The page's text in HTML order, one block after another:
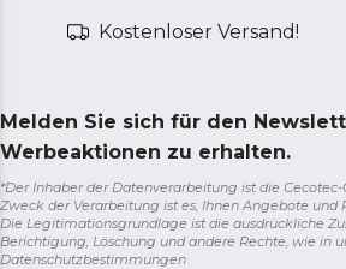
Kostenloser Versand!
Melden Sie sich für den
Werbeaktionen zu erhalten.
*Der Inhaber der Datenverarbeitung ist die Cecotec-
Zweck der Verarbeitung ist es, Ihnen Angebote
Die Legitimationsgrundlage ist die ausdrückliche
Berichtigung, Löschung und andere Rechte, wie in
Datenschutzbestimmungen